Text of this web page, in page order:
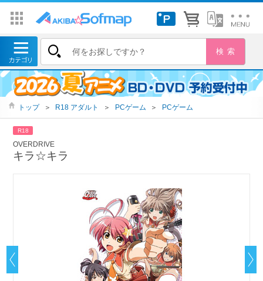
トップ ＞ R18 アダルト ＞ PCゲーム ＞ PCゲーム
R18
OVERDRIVE
キラ☆キラ